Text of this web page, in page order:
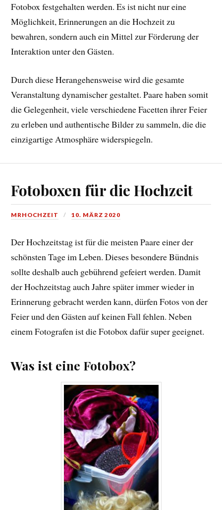
Fotobox festgehalten werden. Es ist nicht nur eine
Möglichkeit, Erinnerungen an die Hochzeit zu
bewahren, sondern auch ein Mittel zur Förderung der
Interaktion unter den Gästen.
Durch diese Herangehensweise wird die gesamte
Veranstaltung dynamischer gestaltet. Paare haben somit
die Gelegenheit, viele verschiedene Facetten ihrer Feier
zu erleben und authentische Bilder zu sammeln, die die
einzigartige Atmosphäre widerspiegeln.
Fotoboxen für die Hochzeit
MRHOCHZEIT 10. MÄRZ 2020
Der Hochzeitstag ist für die meisten Paare einer der
schönsten Tage im Leben. Dieses besondere Bündnis
sollte deshalb auch gebührend gefeiert werden. Damit
der Hochzeitstag auch Jahre später immer wieder in
Erinnerung gebracht werden kann, dürfen Fotos von der
Feier und den Gästen auf keinen Fall fehlen. Neben
einem Fotografen ist die Fotobox dafür super geeignet.
Was ist eine Fotobox?